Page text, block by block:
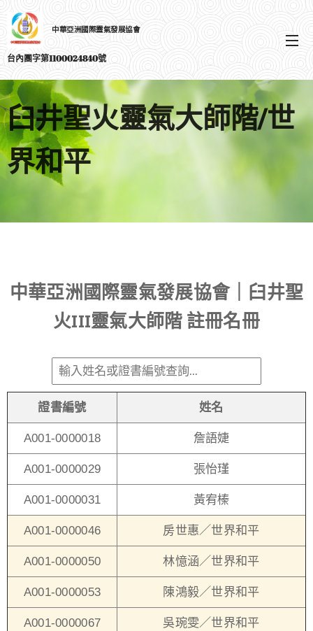
中華亞洲國際靈氣發展協會
台內團字第1100024840號
臼井聖火靈氣大師階/世
界和平
中華亞洲國際靈氣發展協會｜臼井聖
火III靈氣大師階 註冊名冊
證書編號 姓名
A001-0000018 詹語婕
A001-0000029 張怡瑾
A001-0000031 黃宥榛
A001-0000046 房世惠／世界和平
A001-0000050 林憶涵／世界和平
A001-0000053 陳鴻毅／世界和平
A001-0000067 吳琬雯／世界和平